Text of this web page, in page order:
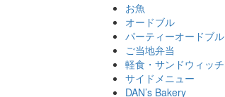
お魚
オードブル
パーティーオードブル
ご当地弁当
軽食・サンドウィッチ
サイドメニュー
DAN’s Bakery